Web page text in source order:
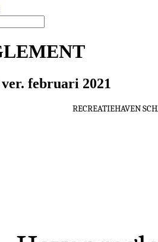
februari 2021
RECREATIEHAVEN